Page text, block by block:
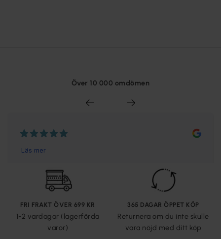
Över 10 000 omdömen
FRI FRAKT ÖVER 699 KR
1-2 vardagar (lagerförda
varor)
365 DAGAR ÖPPET KÖP
Returnera om du inte skulle
vara nöjd med ditt köp